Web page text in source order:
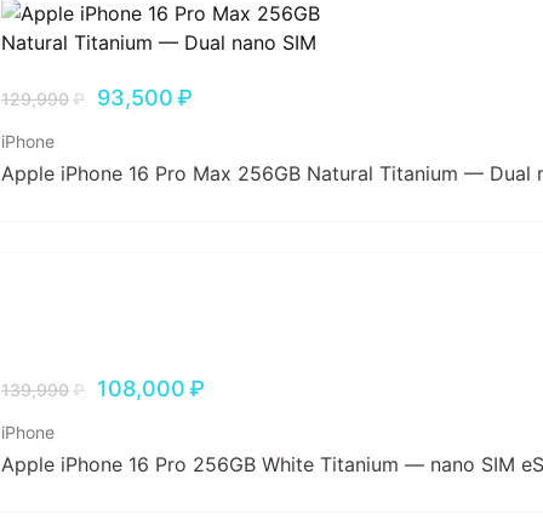
129,990₽ 93,500₽
iPhone
Apple iPhone 16 Pro Max 256GB Natural Titanium — Dual
139,990₽ 108,000₽
iPhone
Apple iPhone 16 Pro 256GB White Titanium — nano SIM